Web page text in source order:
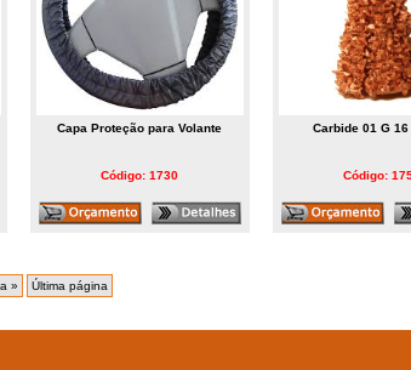
Capa Proteção para Volante
Código: 1730
Carbide 01 G
Código:
» Última página